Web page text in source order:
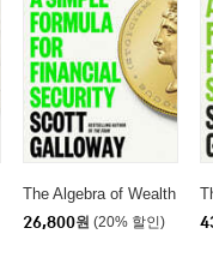
The Algebra of Wealth
26,800원 (20% 할인)